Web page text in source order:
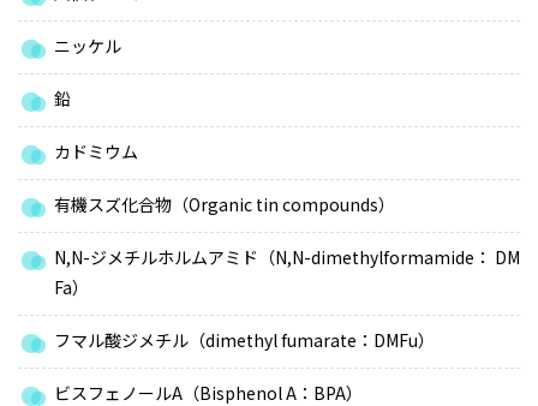
ニッケル
鉛
カドミウム
有機スズ化合物（Organic tin compounds）
N,N-ジメチルホルムアミド（N,N-dimethylformamide： DM
Fa）
フマル酸ジメチル（dimethyl fumarate：DMFu）
ビスフェノールA（Bisphenol A：BPA）